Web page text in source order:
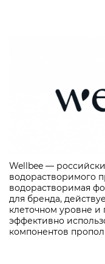
Wellbee —
водорастворимого
водорастворимая
для бренда,
клеточном уровне и
эффективно
компонентов